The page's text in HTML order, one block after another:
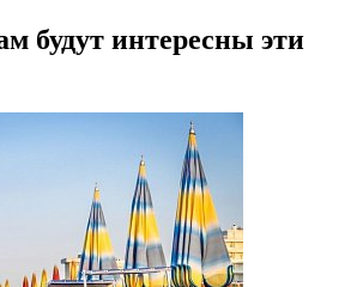
будут интересны эти